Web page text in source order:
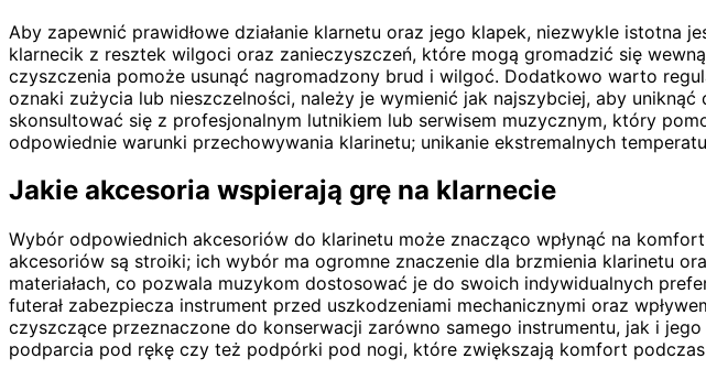
Aby zapewnić prawidłowe działanie klarnetu oraz jego klapek, niezwykle istotna
klarnecik z resztek wilgoci oraz zanieczyszczeń, które mogą gromadzić się
czyszczenia pomoże usunąć nagromadzony brud i wilgoć. Dodatkowo warto
oznaki zużycia lub nieszczelności, należy je wymienić jak najszybciej, aby
skonsultować się z profesjonalnym lutnikiem lub serwisem muzycznym, który
odpowiednie warunki przechowywania klarinetu; unikanie ekstremalnych
Jakie akcesoria wspierają grę na klarnecie
Wybór odpowiednich akcesoriów do klarinetu może znacząco wpłynąć na
akcesoriów są stroiki; ich wybór ma ogromne znaczenie dla brzmienia klarinetu
materiałach, co pozwala muzykom dostosować je do swoich indywidualnych
futerał zabezpiecza instrument przed uszkodzeniami mechanicznymi oraz
czyszczące przeznaczone do konserwacji zarówno samego instrumentu, jak i
podparcia pod rękę czy też podpórki pod nogi, które zwiększają komfort podczas